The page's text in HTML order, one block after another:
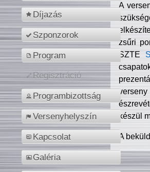
Díjazás
Szponzorok
Program
Regisztráció
Programbizottság
Versenyhelyszín
Kapcsolat
Galéria
A
zsűri
SZTE
készül
A